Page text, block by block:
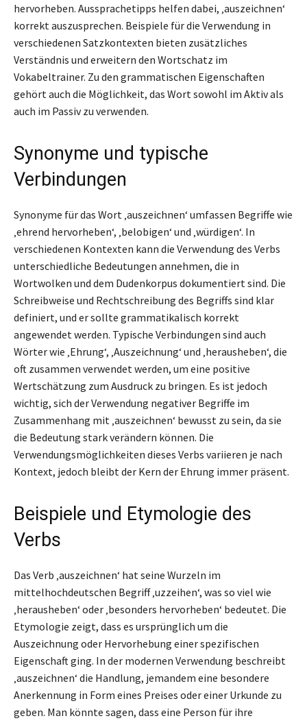
hervorheben. Aussprachetipps helfen dabei, ‚auszeichnen‘
korrekt auszusprechen. Beispiele für die Verwendung in
verschiedenen Satzkontexten bieten zusätzliches
Verständnis und erweitern den Wortschatz im
Vokabeltrainer. Zu den grammatischen Eigenschaften
gehört auch die Möglichkeit, das Wort sowohl im Aktiv als
auch im Passiv zu verwenden.
Synonyme und typische
Verbindungen
Synonyme für das Wort ‚auszeichnen‘ umfassen Begriffe wie
‚ehrend hervorheben‘, ‚belobigen‘ und ‚würdigen‘. In
verschiedenen Kontexten kann die Verwendung des Verbs
unterschiedliche Bedeutungen annehmen, die in
Wortwolken und dem Dudenkorpus dokumentiert sind. Die
Schreibweise und Rechtschreibung des Begriffs sind klar
definiert, und er sollte grammatikalisch korrekt
angewendet werden. Typische Verbindungen sind auch
Wörter wie ‚Ehrung‘, ‚Auszeichnung‘ und ‚herausheben‘, die
oft zusammen verwendet werden, um eine positive
Wertschätzung zum Ausdruck zu bringen. Es ist jedoch
wichtig, sich der Verwendung negativer Begriffe im
Zusammenhang mit ‚auszeichnen‘ bewusst zu sein, da sie
die Bedeutung stark verändern können. Die
Verwendungsmöglichkeiten dieses Verbs variieren je nach
Kontext, jedoch bleibt der Kern der Ehrung immer präsent.
Beispiele und Etymologie des
Verbs
Das Verb ‚auszeichnen‘ hat seine Wurzeln im
mittelhochdeutschen Begriff ‚uzzeihen‘, was so viel wie
‚herausheben‘ oder ‚besonders hervorheben‘ bedeutet. Die
Etymologie zeigt, dass es ursprünglich um die
Auszeichnung oder Hervorhebung einer spezifischen
Eigenschaft ging. In der modernen Verwendung beschreibt
‚auszeichnen‘ die Handlung, jemandem eine besondere
Anerkennung in Form eines Preises oder einer Urkunde zu
geben. Man könnte sagen, dass eine Person für ihre